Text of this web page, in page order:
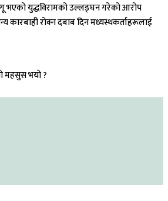
भएको युद्धविरामको उल्लङ्घन गरेको आरोप
कारबाही रोक्न दबाब दिन मध्यस्थकर्ताहरूलाई
महसुस भयो ?